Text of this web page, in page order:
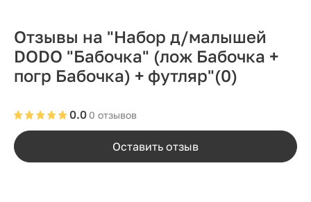
Отзывы на "Набор д/малышей
DODO "Бабочка" (лож Бабочка +
погр Бабочка) + футляр"(0)
0 отзывов
0.0
Оставить отзыв